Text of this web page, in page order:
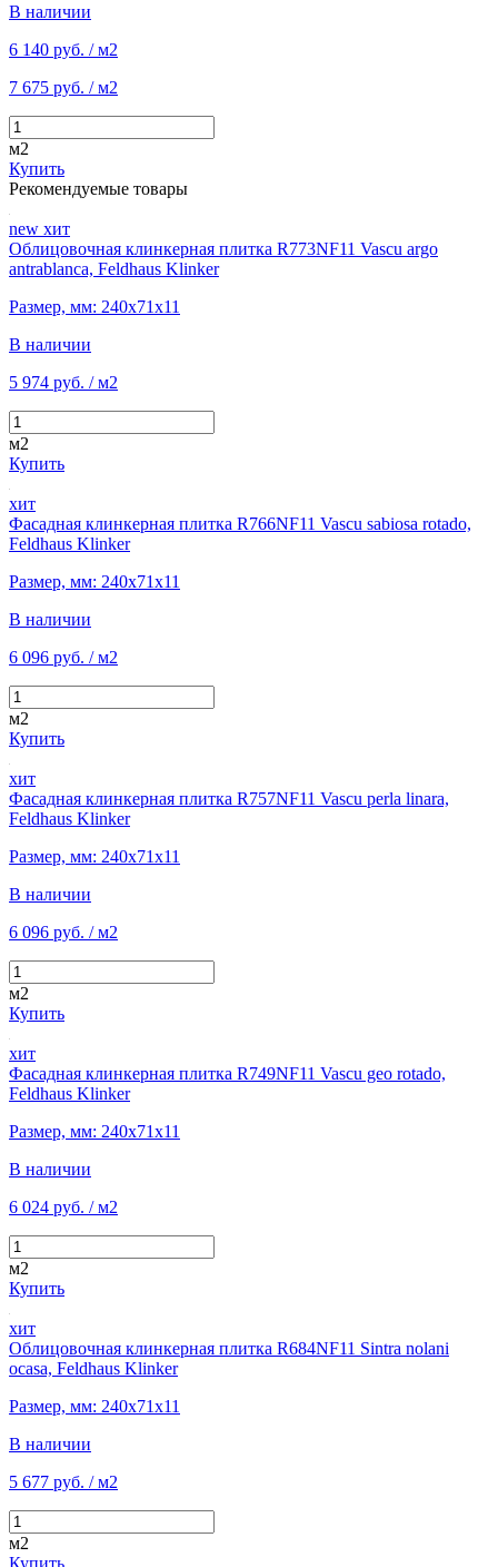
В наличии
6 140 руб. / м2
7 675 руб. / м2
м2
Купить
Рекомендуемые товары
new хит
Облицовочная клинкерная плитка R773NF11 Vascu argo
antrablanca, Feldhaus Klinker
Размер, мм: 240х71х11
В наличии
5 974 руб. / м2
м2
Купить
хит
Фасадная клинкерная плитка R766NF11 Vascu sabiosa rotado,
Feldhaus Klinker
Размер, мм: 240х71х11
В наличии
6 096 руб. / м2
м2
Купить
хит
Фасадная клинкерная плитка R757NF11 Vascu perla linara,
Feldhaus Klinker
Размер, мм: 240х71х11
В наличии
6 096 руб. / м2
м2
Купить
хит
Фасадная клинкерная плитка R749NF11 Vascu geo rotado,
Feldhaus Klinker
Размер, мм: 240х71х11
В наличии
6 024 руб. / м2
м2
Купить
хит
Облицовочная клинкерная плитка R684NF11 Sintra nolani
ocasa, Feldhaus Klinker
Размер, мм: 240х71х11
В наличии
5 677 руб. / м2
м2
Купить